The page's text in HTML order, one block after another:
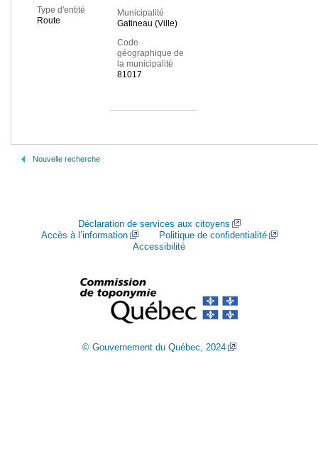
Type d'entité
Route
Municipalité
Gatineau (Ville)
Code
géographique de
la municipalité
81017
Nouvelle recherche
Déclaration de services aux citoyens
Accès à l’information
Politique de confidentialité
Accessibilité
© Gouvernement du Québec, 2024